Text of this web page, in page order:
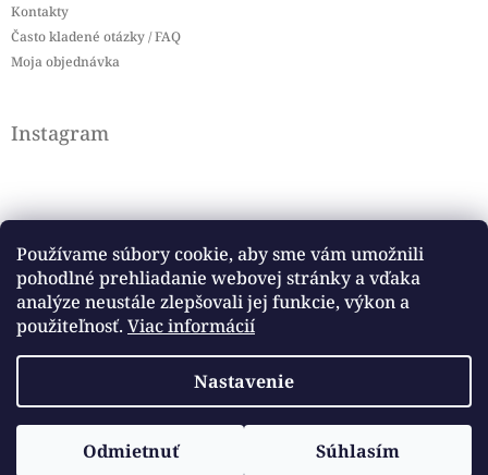
Používame súbory cookie, aby sme vám umožnili
pohodlné prehliadanie webovej stránky a vďaka
analýze neustále zlepšovali jej funkcie, výkon a
použiteľnosť. Viac informácií
Nastavenie
Odmietnuť Súhlasím
Kontakty
Často kladené otázky / FAQ
Moja objednávka
Instagram
Sledovať na Instagrame
Facebook
Vytvoril ShoptetCopyright 2026
. Všetky práva vyhradené.